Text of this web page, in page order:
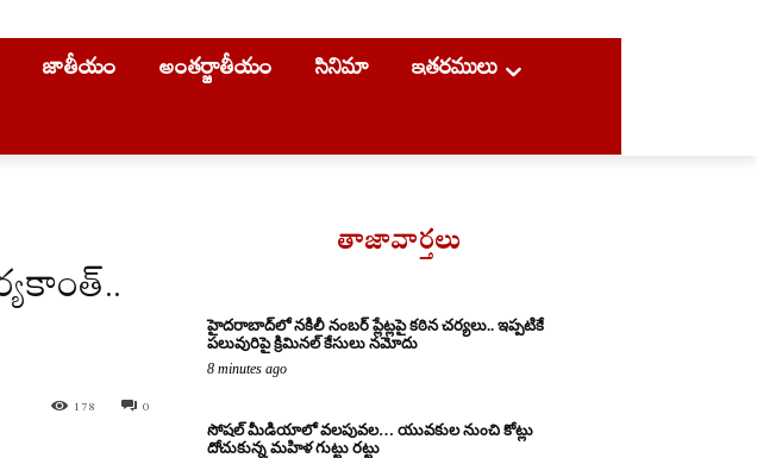
జాతీయం అంతర్జాతీయం సినిమా ఇతరములు
0
178
తాజావార్తలు
హైదరాబాద్‌లో నకిలీ నంబర్ ప్లేట్లపై కఠిన చర్యలు.. ఇప్పటికే
పలువురిపై క్రిమినల్ కేసులు నమోదు
8 minutes ago
సోషల్ మీడియాలో వలపువల… యువకుల నుంచి కోట్లు
దోచుకున్న మహిళ గుట్టు రట్టు